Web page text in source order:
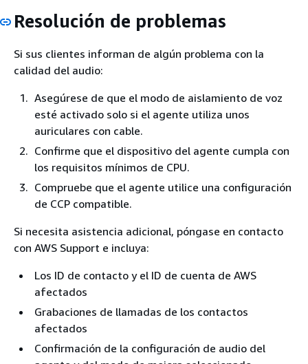
Resolución de problemas
Si sus clientes informan de algún problema con la
calidad del audio:
Asegúrese de que el modo de aislamiento de voz
esté activado solo si el agente utiliza unos
auriculares con cable.
Confirme que el dispositivo del agente cumpla con
los requisitos mínimos de CPU.
Compruebe que el agente utilice una configuración
de CCP compatible.
Si necesita asistencia adicional, póngase en contacto
con AWS Support e incluya:
Los ID de contacto y el ID de cuenta de AWS
afectados
Grabaciones de llamadas de los contactos
afectados
Confirmación de la configuración de audio del